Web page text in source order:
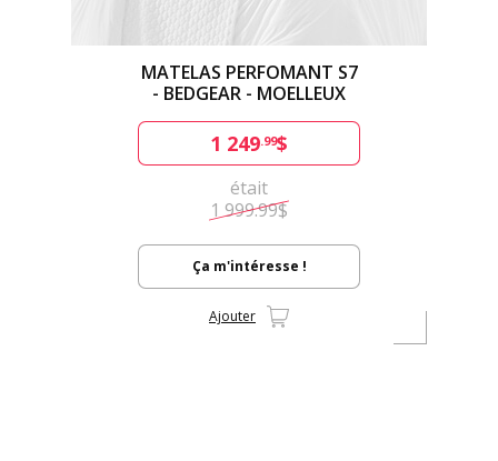
MATELAS PERFOMANT S7
- BEDGEAR - MOELLEUX
1 249.99$
était
1 999.99$
Ça m'intéresse !
Ajouter